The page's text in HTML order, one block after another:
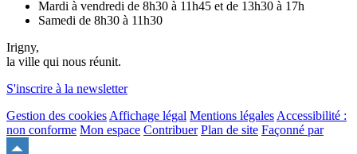
Mardi à vendredi de 8h30 à 11h45 et de 13h30 à 17h
Samedi de 8h30 à 11h30
Irigny,
la ville qui nous réunit.
S'inscrire à la newsletter
Gestion des cookiesAffichage légal Mentions légalesAccessibilité :
non conforme Mon espace Contribuer Plan de site Façonné par